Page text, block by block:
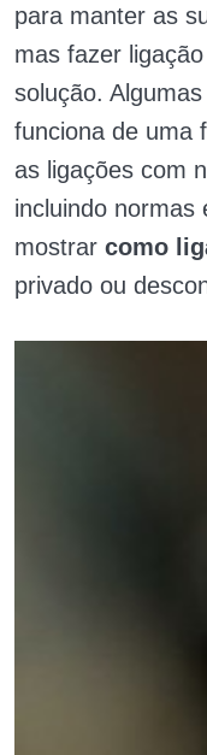
para manter as
mas fazer
solução.
funciona de uma
as ligações com
incluindo normas
mostrar como
privado ou